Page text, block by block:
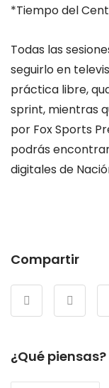
*Tiempo del
Todas las
seguirlo en
práctica libre,
sprint, mientras
por Fox Sports
podrás
digitales de
Compartir
¿Qué piensas?